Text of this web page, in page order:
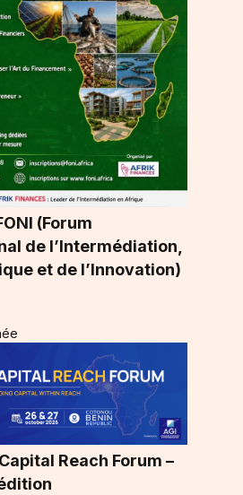
(Forum
de l’Intermédiation,
et de l’Innovation)
Reach Forum –